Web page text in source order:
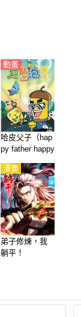
哈皮父子（hap
py father happy
【國語】
動畫
弟子修煉，我
躺平！
漫畫